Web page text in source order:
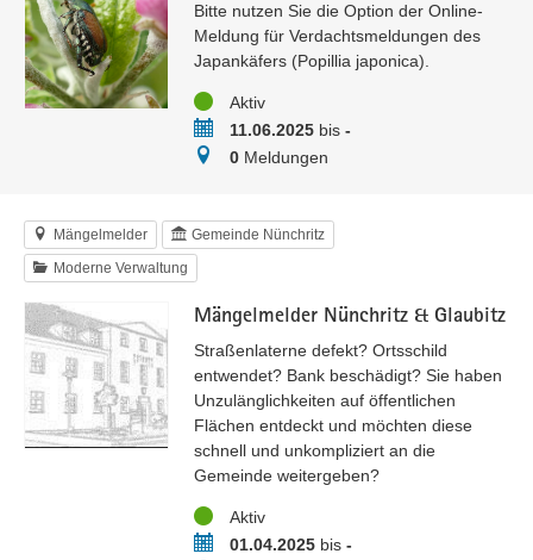
Bitte nutzen Sie die Option der Online-
Meldung für Verdachtsmeldungen des
Japankäfers (Popillia japonica).
StatusAktiv
Zeitraum11.06.2025bis -
Meldungen
0Meldungen
Mängelmelder Gemeinde Nünchritz
Moderne Verwaltung
Mängelmelder Nünchritz & Glaubitz
Straßenlaterne defekt? Ortsschild
entwendet? Bank beschädigt? Sie haben
Unzulänglichkeiten auf öffentlichen
Flächen entdeckt und möchten diese
schnell und unkompliziert an die
Gemeinde weitergeben?
StatusAktiv
Zeitraum01.04.2025bis -